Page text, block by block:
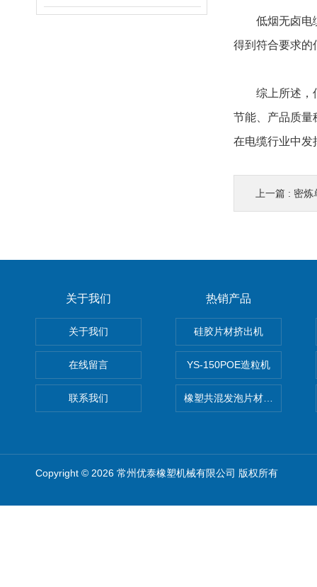
低烟无卤电缆
得到符合要求的
综上所述，低
节能、产品质量
在电缆行业中发
上一篇 : 密炼
关于我们
关于我们
在线留言
联系我们
热销产品
硅胶片材挤出机
YS-150POE造粒机
橡塑共混发泡片材挤出机 废
Copyright © 2026 常州优泰橡塑机械有限公司 版权所有